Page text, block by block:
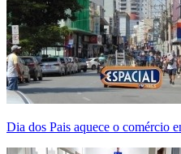
Dia dos Pais aquece o comércio